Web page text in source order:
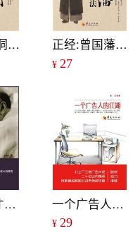
权经:张之洞经世谋略 正经:曾国藩为官心法
¥ 27
钱学森成才10方略 一个广告人的江湖
¥ 29